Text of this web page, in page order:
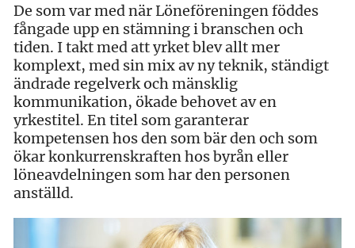
De som var med när Löneföreningen föddes
fångade upp en stämning i branschen och
tiden. I takt med att yrket blev allt mer
komplext, med sin mix av ny teknik, ständigt
ändrade regelverk och mänsklig
kommunikation, ökade behovet av en
yrkestitel. En titel som garanterar
kompetensen hos den som bär den och som
ökar konkurrenskraften hos byrån eller
löneavdelningen som har den personen
anställd.